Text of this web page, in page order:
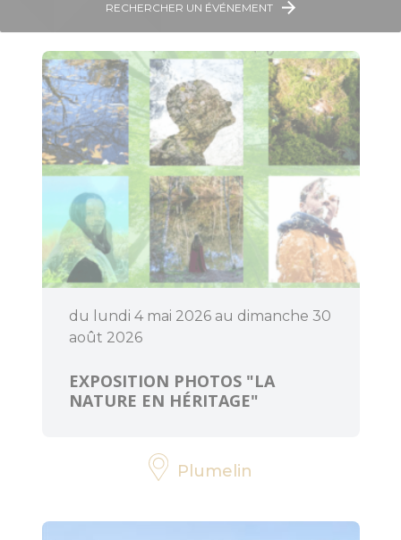
Géants de
pierres :
menhirs et
dolmens
Patrimoine
religieux
Trésors
architecturaux
Jardins et
Centre
Morbihan
Destination
RECHERCHER UN ÉVÉNEMENT
du lundi 4 mai 2026 au dimanche 30
août 2026
EXPOSITION PHOTOS "LA
NATURE EN HÉRITAGE"
Plumelin